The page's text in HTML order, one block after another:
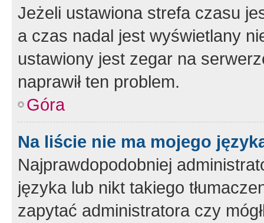
Jeżeli ustawiona strefa czasu
a czas nadal jest wyświetlany
ustawiony jest zegar na
naprawił ten problem.
Góra
Na liście nie ma mojego
Najprawdopodobniej
języka lub nikt takiego
zapytać administratora czy